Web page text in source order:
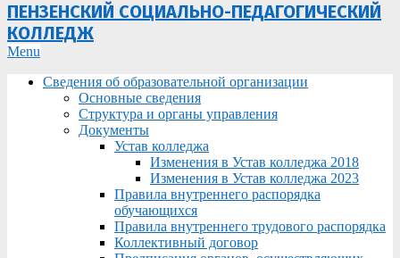
ПЕНЗЕНСКИЙ СОЦИАЛЬНО-ПЕДАГОГИЧЕСКИЙ
КОЛЛЕДЖ
Primary
Menu
Menu
Сведения об образовательной организации
Основные сведения
Структура и органы управления
Документы
Устав колледжа
Изменения в Устав колледжа 2018
Изменения в Устав колледжа 2023
Правила внутреннего распорядка
обучающихся
Правила внутреннего трудового распорядка
Коллективный договор